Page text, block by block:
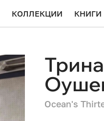
КОЛЛЕКЦИИ КНИГИ
Ocean's